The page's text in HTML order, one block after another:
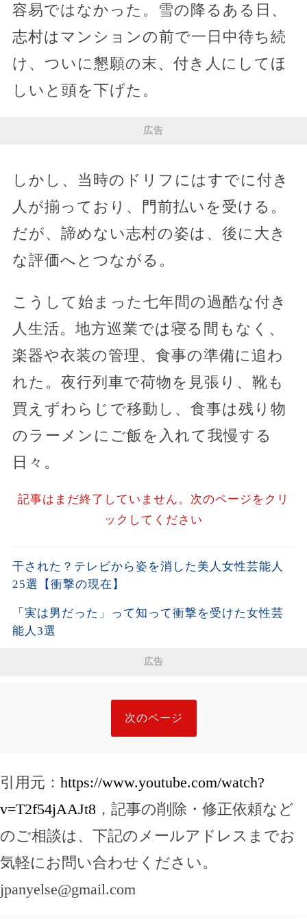
容易ではなかった。雪の降るある日、
志村はマンションの前で一日中待ち続
け、ついに懇願の末、付き人にしてほ
しいと頭を下げた。
広告
しかし、当時のドリフにはすでに付き
人が揃っており、門前払いを受ける。
だが、諦めない志村の姿は、後に大き
な評価へとつながる。
こうして始まった七年間の過酷な付き
人生活。地方巡業では寝る間もなく、
楽器や衣装の管理、食事の準備に追わ
れた。夜行列車で荷物を見張り、靴も
買えずわらじで移動し、食事は残り物
のラーメンにご飯を入れて我慢する
日々。
記事はまだ終了していません。次のページをクリ
ックしてください
干された？テレビから姿を消した美人女性芸能人
25選【衝撃の現在】
「実は男だった」って知って衝撃を受けた女性芸
能人3選
広告
次のページ
引用元： https://www.youtube.com/watch?
v=T2f54jAAJt8 ，記事の削除・修正依頼など
のご相談は、下記のメールアドレスまでお
気軽にお問い合わせください。
jpanyelse@gmail.com